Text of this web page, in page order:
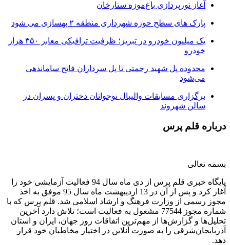
آغاز نورپردازی باغ‌موزه ستارخان
پارک های سطح حوزه شهرداری منطقه ۲ بهسازی می شود
یک میلیون خودرو در تبریز؛ ظرفیت ترافیکی معابر ۳۵۰ هزار
خودرو
محدوده پل شهید رحمتی تا پل سرداران فاتح ساماندهی
می‌شود
برگزاری مسابقات والیبال نوجوانان دختران و پسران در
سالن شهروند
درباره قلم پرس
بسمه تعالی
پایگاه خبری قلم پرس از دی ماه سال 94 فعالیت آزمایشی خود را
آغاز کرد و پس از آن در 13 اردیبهشت ماه سال 95 موفق به اخذ
مجوز رسمی از وزارت فرهنگ و ارشاد اسلامی شد. قلم پرس که با
شماره مجوز 77544 مشغول به فعالیت است؛ تلاش دارد آخرین
تحلیل‌ها و گزارش‌ها از مهم‌ترین اتفاقات روز جهان، ایران و استان
آذربایجان‌شرقی را به صورت آنلاین در اختیار مخاطبان خود قرار
دهد.